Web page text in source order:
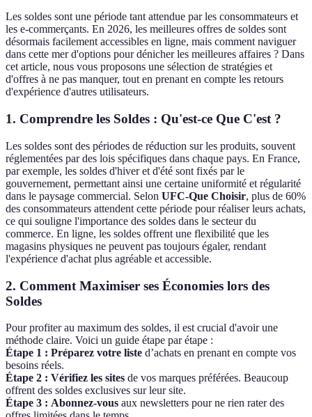
Les soldes sont une période tant attendue par les consommateurs et
les e-commerçants. En 2026, les meilleures offres de soldes sont
désormais facilement accessibles en ligne, mais comment naviguer
dans cette mer d'options pour dénicher les meilleures affaires ? Dans
cet article, nous vous proposons une sélection de stratégies et
d'offres à ne pas manquer, tout en prenant en compte les retours
d'expérience d'autres utilisateurs.
1. Comprendre les Soldes : Qu'est-ce Que C'est ?
Les soldes sont des périodes de réduction sur les produits, souvent
réglementées par des lois spécifiques dans chaque pays. En France,
par exemple, les soldes d'hiver et d'été sont fixés par le
gouvernement, permettant ainsi une certaine uniformité et régularité
dans le paysage commercial. Selon UFC-Que Choisir, plus de 60%
des consommateurs attendent cette période pour réaliser leurs achats,
ce qui souligne l'importance des soldes dans le secteur du
commerce. En ligne, les soldes offrent une flexibilité que les
magasins physiques ne peuvent pas toujours égaler, rendant
l'expérience d'achat plus agréable et accessible.
2. Comment Maximiser ses Économies lors des
Soldes
Pour profiter au maximum des soldes, il est crucial d'avoir une
méthode claire. Voici un guide étape par étape :
Étape 1 : Préparez votre liste d’achats en prenant en compte vos
besoins réels.
Étape 2 : Vérifiez les sites de vos marques préférées. Beaucoup
offrent des soldes exclusives sur leur site.
Étape 3 : Abonnez-vous aux newsletters pour ne rien rater des